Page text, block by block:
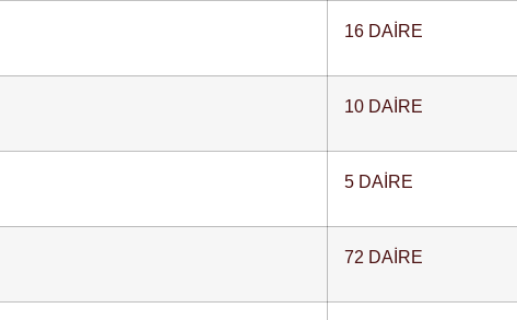
16 DAİRE
10 DAİRE
5 DAİRE
72 DAİRE